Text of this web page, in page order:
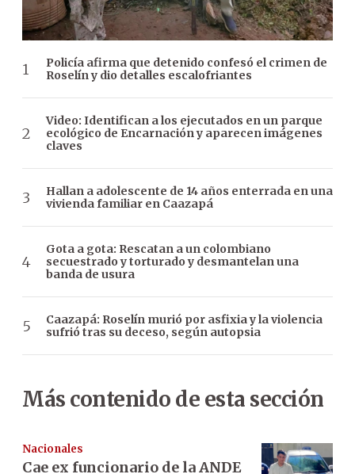
Policía afirma que detenido confesó el crimen de
Roselín y dio detalles escalofriantes
Video: Identifican a los ejecutados en un parque
ecológico de Encarnación y aparecen imágenes
claves
Hallan a adolescente de 14 años enterrada en una
vivienda familiar en Caazapá
Gota a gota: Rescatan a un colombiano
secuestrado y torturado y desmantelan una
banda de usura
Caazapá: Roselín murió por asfixia y la violencia
sufrió tras su deceso, según autopsia
Más contenido de esta sección
Nacionales
Cae ex funcionario de la ANDE